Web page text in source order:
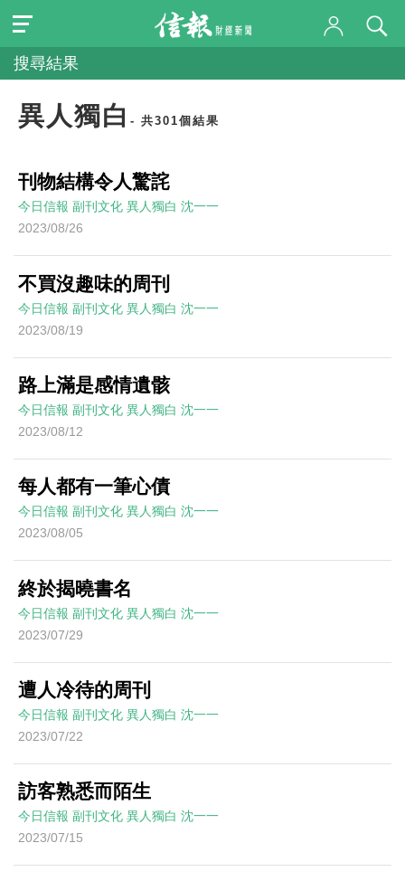
搜尋結果
異人獨白 - 共301個結果
刊物結構令人驚詫
今日信報 副刊文化 異人獨白 沈一一
2023/08/26
不買沒趣味的周刊
今日信報 副刊文化 異人獨白 沈一一
2023/08/19
路上滿是感情遺骸
今日信報 副刊文化 異人獨白 沈一一
2023/08/12
每人都有一筆心債
今日信報 副刊文化 異人獨白 沈一一
2023/08/05
終於揭曉書名
今日信報 副刊文化 異人獨白 沈一一
2023/07/29
遭人冷待的周刊
今日信報 副刊文化 異人獨白 沈一一
2023/07/22
訪客熟悉而陌生
今日信報 副刊文化 異人獨白 沈一一
2023/07/15